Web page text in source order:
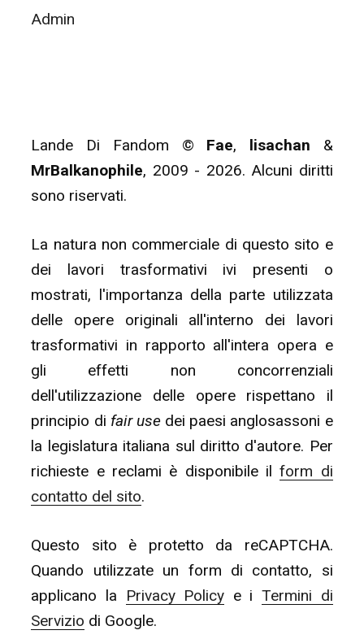
Admin
Lande Di Fandom © Fae, lisachan &
MrBalkanophile, 2009 - 2026. Alcuni diritti
sono riservati.
La natura non commerciale di questo sito e
dei lavori trasformativi ivi presenti o
mostrati, l'importanza della parte utilizzata
delle opere originali all'interno dei lavori
trasformativi in rapporto all'intera opera e
gli effetti non concorrenziali
dell'utilizzazione delle opere rispettano il
principio di fair usedei paesi anglosassoni e
la legislatura italiana sul diritto d'autore. Per
richieste e reclami è disponibile ilform di
contatto del sito.
Questo sito è protetto da reCAPTCHA.
Quando utilizzate un form di contatto, si
applicano la
Privacy Policy e iTermini di
Servizio di Google.